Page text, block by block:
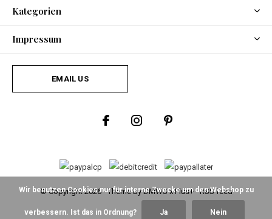
Kategorien
Impressum
EMAIL US
© Copyright2026- Theme ByDMWSxPlus+-RSS feed
Wir benutzen Cookies nur für interne Zwecke um den Webshop zu
verbessern. Ist das in Ordnung? Ja Nein